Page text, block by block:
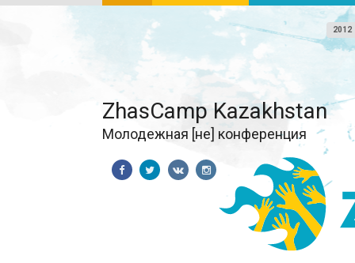
2012
ZhasCamp Kazakhstan
Молодежная [не] конференция